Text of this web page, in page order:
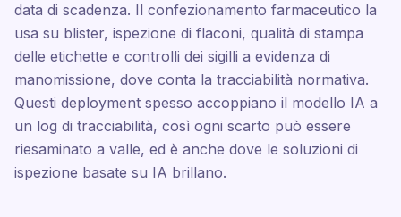
data di scadenza. Il confezionamento farmaceutico la
usa su blister, ispezione di flaconi, qualità di stampa
delle etichette e controlli dei sigilli a evidenza di
manomissione, dove conta la tracciabilità normativa.
Questi deployment spesso accoppiano il modello IA a
un log di tracciabilità, così ogni scarto può essere
riesaminato a valle, ed è anche dove le soluzioni di
ispezione basate su IA brillano.